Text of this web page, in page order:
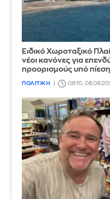
Ειδικό Χωροταξικό
νέοι κανόνες για
προορισμούς υπό πίεση
ΠΟΛΙΤΙΚΗ 08:10,